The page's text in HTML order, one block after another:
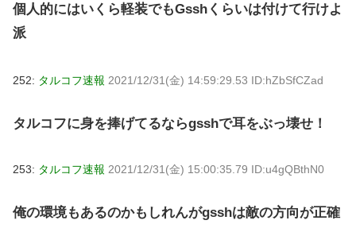
個人的にはいくら軽装でもGsshくらいは付けて行けよ
派
252: タルコフ速報 2021/12/31(金) 14:59:29.53 ID:hZbSfCZad
タルコフに身を捧げてるならgsshで耳をぶっ壊せ！
253: タルコフ速報 2021/12/31(金) 15:00:35.79 ID:u4gQBthN0
俺の環境もあるのかもしれんがgsshは敵の方向が正確